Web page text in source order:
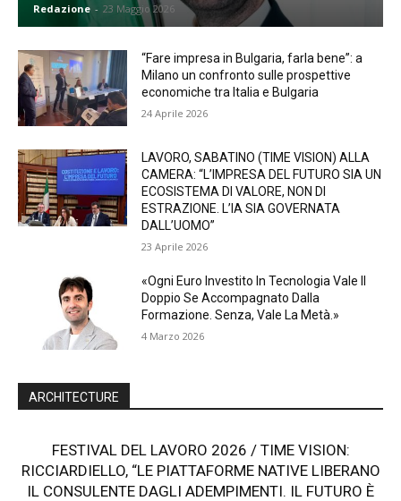
Redazione - 23 Maggio 2026
“Fare impresa in Bulgaria, farla bene”: a
Milano un confronto sulle prospettive
economiche tra Italia e Bulgaria
24 Aprile 2026
LAVORO, SABATINO (TIME VISION) ALLA
CAMERA: “L’IMPRESA DEL FUTURO SIA UN
ECOSISTEMA DI VALORE, NON DI
ESTRAZIONE. L’IA SIA GOVERNATA
DALL’UOMO”
23 Aprile 2026
«Ogni Euro Investito In Tecnologia Vale Il
Doppio Se Accompagnato Dalla
Formazione. Senza, Vale La Metà.»
4 Marzo 2026
ARCHITECTURE
FESTIVAL DEL LAVORO 2026 / TIME VISION:
RICCIARDIELLO, “LE PIATTAFORME NATIVE LIBERANO
IL CONSULENTE DAGLI ADEMPIMENTI. IL FUTURO È